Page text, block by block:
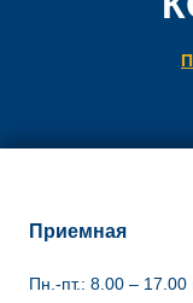
Приемная
Пн.-пт.: 8.00 – 17.00